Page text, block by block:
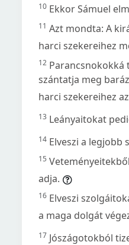
10 Ekkor Sámuel
11 Azt mondta: A
harci szekereihez
12 Parancsnokokká
szántatja meg
harci szekereihez
13 Leányaitokat
14 Elveszi a
15
adja.
16 Elveszi
a maga dolgát
17 Jószágotokból